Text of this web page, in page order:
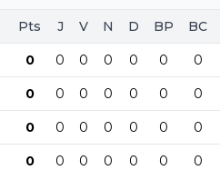
Pts J V N D BP BC
0 0 0 0 0 0 0
0 0 0 0 0 0 0
0 0 0 0 0 0 0
0 0 0 0 0 0 0